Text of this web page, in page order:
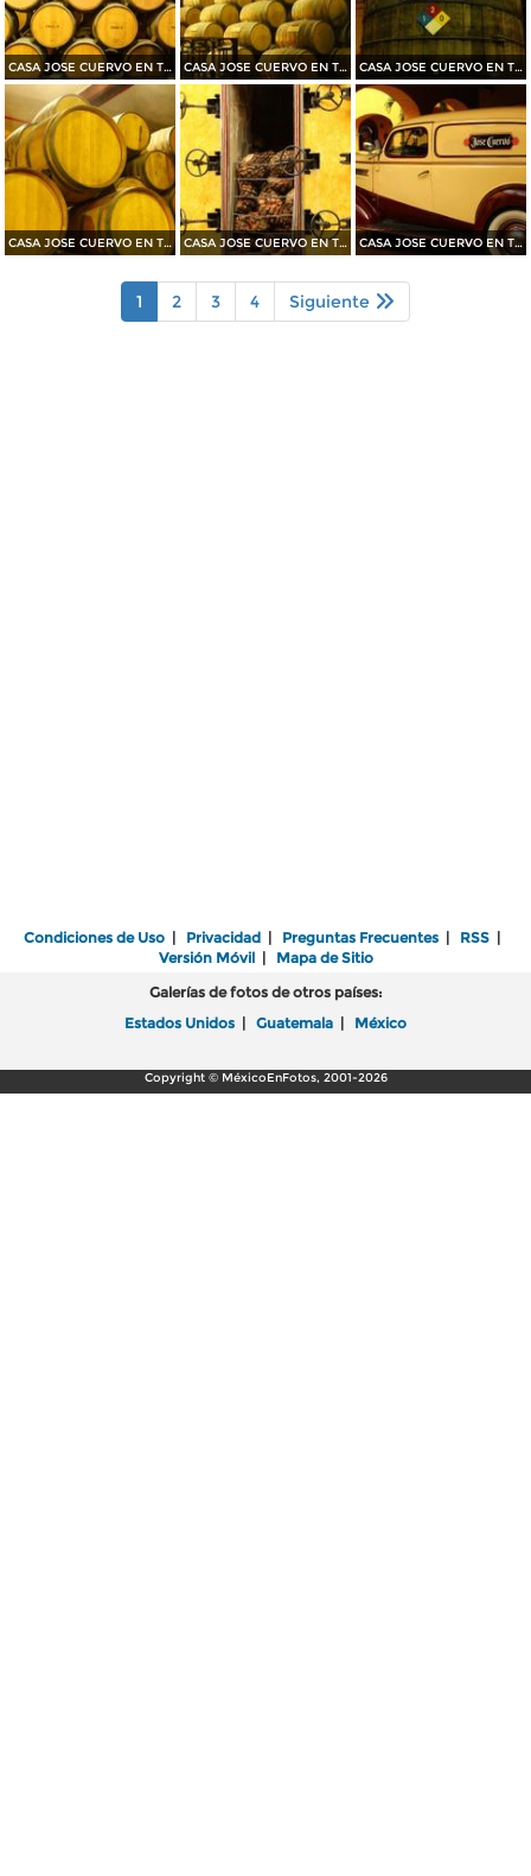
CASA JOSE CUERVO EN TEQUILA 2015 CASA JOSE CUERVO EN TEQUILA 2015 CASA JOSE CUERVO EN TEQUILA 2015
CASA JOSE CUERVO EN TEQUILA 2015 CASA JOSE CUERVO EN TEQUILA 2015 CASA JOSE CUERVO EN TEQUILA 2015
1 2 3 4 Siguiente
Condiciones de Uso | Privacidad | Preguntas Frecuentes | RSS |
Versión Móvil| Mapa de Sitio
Galerías de fotos de otros países:
Estados Unidos | Guatemala | México
Copyright © MéxicoEnFotos, 2001-2026